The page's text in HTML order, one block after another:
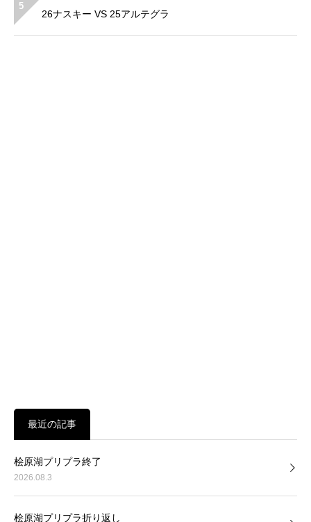
5
26ナスキー VS 25アルテグラ
最近の記事
桧原湖プリプラ終了
2026.08.3
桧原湖プリプラ折り返し